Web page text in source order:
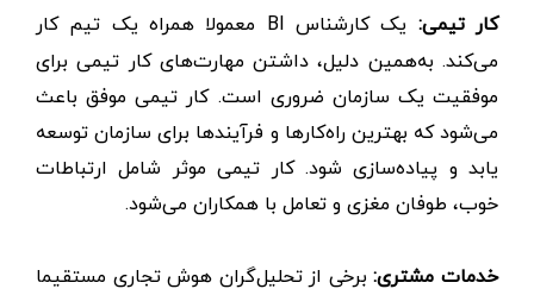
کار تیمی:
یک کارشناس BI معمولا همراه یک تیم کار
می‌کند. به‌همین دلیل، داشتن مهارت‌های کار تیمی برای
موفقیت یک سازمان ضروری است. کار تیمی موفق باعث
می‌شود که بهترین راه‌کارها و فرآیندها برای سازمان توسعه
یابد و پیاده‌سازی شود. کار تیمی موثر شامل ارتباطات
خوب، طوفان مغزی و تعامل با همکاران می‌شود.
خدمات مشتری:برخی از تحلیل‌گران هوش تجاری مستقیما